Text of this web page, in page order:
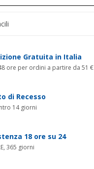
Gratuita in Italia
ore per ordini a partire da 51 €
di Recesso
14 giorni
18 ore su 24
365 giorni